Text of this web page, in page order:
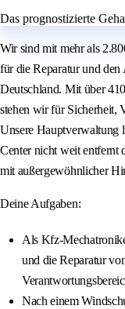
Das prognostizierte
Wir sind mit mehr als
für die Reparatur und den
Deutschland. Mit über
stehen wir für Sicherheit,
Unsere Hauptverwaltung
Center nicht weit entfernt
mit außergewöhnlicher
Deine Aufgaben:
Als Kfz-
und die Reparatur
Nach einem